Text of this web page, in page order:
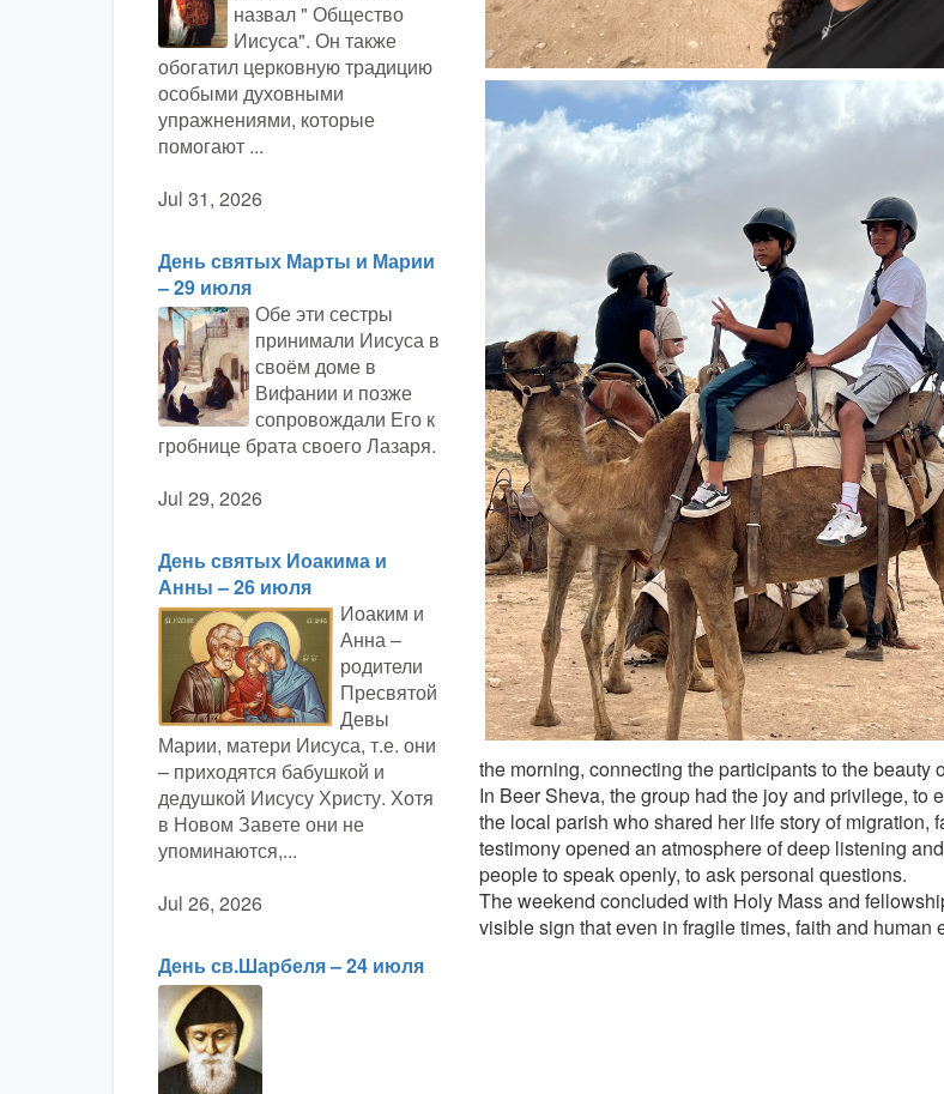
назвал " Общество
Иисуса". Он также
обогатил церковную традицию
особыми духовными
упражнениями, которые
помогают ...
Jul 31, 2026
День святых Марты и Марии
– 29 июля
Обе эти сестры
принимали Иисуса в
своём доме в
Вифании и позже
сопровождали Его к
гробнице брата своего Лазаря.
Jul 29, 2026
День святых Иоакима и
Анны – 26 июля
Иоаким и
Анна –
родители
Пресвятой
Девы
Марии, матери Иисуса, т.е. они
– приходятся бабушкой и
дедушкой Иисусу Христу. Хотя
в Новом Завете они не
упоминаются,...
Jul 26, 2026
День св.Шарбеля – 24 июля
the morning, connecting the participants to the beauty
In Beer Sheva, the group had the joy and privilege, to
the local parish who shared her life story of migration,
testimony opened an atmosphere of deep listening
people to speak openly, to ask personal questions.
The weekend concluded with Holy Mass and
visible sign that even in fragile times, faith and human